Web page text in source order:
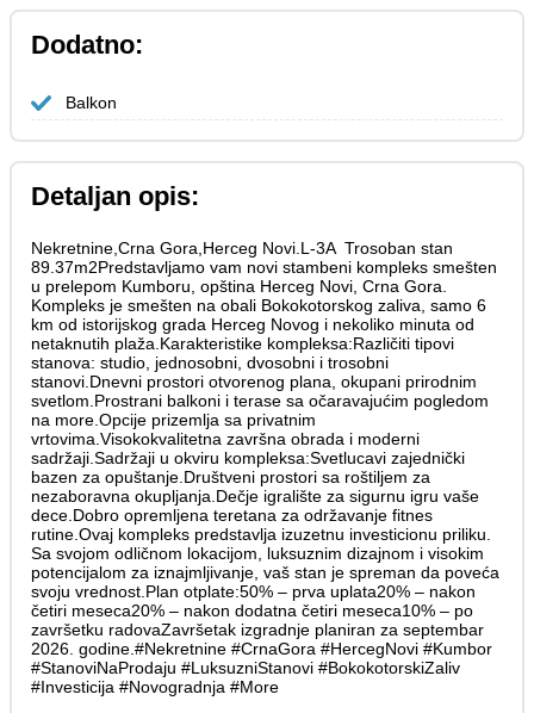
Dodatno:
Balkon
Detaljan opis:
Nekretnine,Crna Gora,Herceg Novi.L-3A Trosoban stan
89.37m2Predstavljamo vam novi stambeni kompleks smešten
u prelepom Kumboru, opština Herceg Novi, Crna Gora.
Kompleks je smešten na obali Bokokotorskog zaliva, samo 6
km od istorijskog grada Herceg Novog i nekoliko minuta od
netaknutih plaža.Karakteristike kompleksa:Različiti tipovi
stanova: studio, jednosobni, dvosobni i trosobni
stanovi.Dnevni prostori otvorenog plana, okupani prirodnim
svetlom.Prostrani balkoni i terase sa očaravajućim pogledom
na more.Opcije prizemlja sa privatnim
vrtovima.Visokokvalitetna završna obrada i moderni
sadržaji.Sadržaji u okviru kompleksa:Svetlucavi zajednički
bazen za opuštanje.Društveni prostori sa roštiljem za
nezaboravna okupljanja.Dečje igralište za sigurnu igru vaše
dece.Dobro opremljena teretana za održavanje fitnes
rutine.Ovaj kompleks predstavlja izuzetnu investicionu priliku.
Sa svojom odličnom lokacijom, luksuznim dizajnom i visokim
potencijalom za iznajmljivanje, vaš stan je spreman da poveća
svoju vrednost.Plan otplate:50% – prva uplata20% – nakon
četiri meseca20% – nakon dodatna četiri meseca10% – po
završetku radovaZavršetak izgradnje planiran za septembar
2026. godine.#Nekretnine #CrnaGora #HercegNovi #Kumbor
#StanoviNaProdaju #LuksuzniStanovi #BokokotorskiZaliv
#Investicija #Novogradnja #More